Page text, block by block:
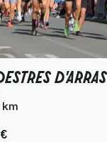
D'ARRAS
km